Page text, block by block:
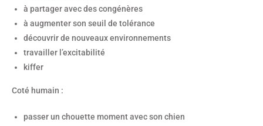
à partager avec des congénères
à augmenter son seuil de tolérance
découvrir de nouveaux environnements
travailler l’excitabilité
kiffer
Coté humain :
passer un chouette moment avec son chien